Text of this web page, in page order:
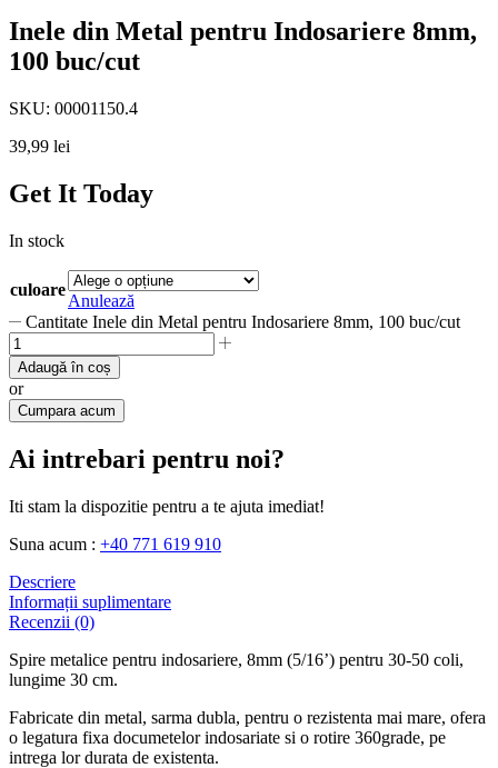
Inele din Metal pentru Indosariere 8mm,
100 buc/cut
SKU: 00001150.4
39,99 lei
Get It Today
In stock
culoare
Anulează
Cantitate Inele din Metal pentru Indosariere 8mm, 100 buc/cut
Adaugă în coș
or
Cumpara acum
Ai intrebari pentru noi?
Iti stam la dispozitie pentru a te ajuta imediat!
Suna acum : +40 771 619 910
Descriere
Informații suplimentare
Recenzii (0)
Spire metalice pentru indosariere, 8mm (5/16’) pentru 30-50 coli,
lungime 30 cm.
Fabricate din metal, sarma dubla, pentru o rezistenta mai mare, ofera
o legatura fixa documetelor indosariate si o rotire 360grade, pe
intrega lor durata de existenta.